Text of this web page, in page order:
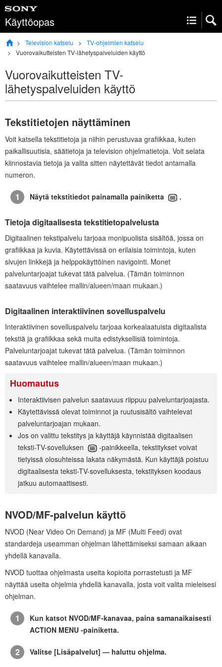
Käyttöopas
Television katselu TV-ohjelmien katselu
Vuorovaikutteisten TV-lähetyspalveluiden käyttö
Vuorovaikutteisten TV-
lähetyspalveluiden käyttö
Tekstitietojen näyttäminen
Voit katsella tekstitietoja ja niihin perustuvaa grafiikkaa, kuten
paikallisuutisia, säätietoja ja television ohjelmatietoja. Voit selata
kiinnostavia tietoja ja valita sitten näytettävät tiedot antamalla
numeron.
Näytä tekstitiedot painamalla painiketta .
Tietoja digitaalisesta tekstitietopalvelusta
Digitaalinen tekstipalvelu tarjoaa monipuolista sisältöä, jossa on
grafiikkaa ja kuvia. Käytettävissä on erilaisia toimintoja, kuten
sivujen linkkejä ja helppokäyttöinen navigointi. Monet
palveluntarjoajat tukevat tätä palvelua. (Tämän toiminnon
saatavuus vaihtelee mallin/alueen/maan mukaan.)
Digitaalinen interaktiivinen sovelluspalvelu
Interaktiivinen sovelluspalvelu tarjoaa korkealaatuista digitaalista
tekstiä ja grafiikkaa sekä muita edistyksellisiä toimintoja.
Palveluntarjoajat tukevat tätä palvelua. (Tämän toiminnon
saatavuus vaihtelee mallin/alueen/maan mukaan.)
Huomautus
Interaktiivisen palvelun saatavuus riippuu palveluntarjoajasta.
Käytettävissä olevat toiminnot ja ruutusisältö vaihtelevat
palveluntarjoajan mukaan.
Jos on valittu tekstitys ja käyttäjä käynnistää digitaalisen
teksti-TV-sovelluksen
-painikkeella, tekstitykset voivat
tietyissä olosuhteissa lakata näkymästä. Kun käyttäjä poistuu
digitaalisesta teksti-TV-sovelluksesta, tekstityksen koodaus
jatkuu automaattisesti.
NVOD/MF-palvelun käyttö
NVOD (Near Video On Demand) ja MF (Multi Feed) ovat
standardeja useamman ohjelman lähettämiseksi samaan aikaan
yhdellä kanavalla.
NVOD tuottaa ohjelmasta useita kopioita porrastetusti ja MF
näyttää useita ohjelmia yhdellä kanavalla, josta voit valita mieleisesi
ohjelman.
Kun katsot NVOD/MF-kanavaa, paina samanaikaisesti
ACTION MENU -painiketta.
Valitse [Lisäpalvelut] — haluttu ohjelma.